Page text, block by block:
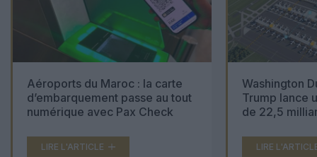
Aéroports du Maroc : la carte
d’embarquement passe au tout
numérique avec Pax Check
LIRE L'ARTICLE
Washington
Trump lance
de 22,5
LIRE